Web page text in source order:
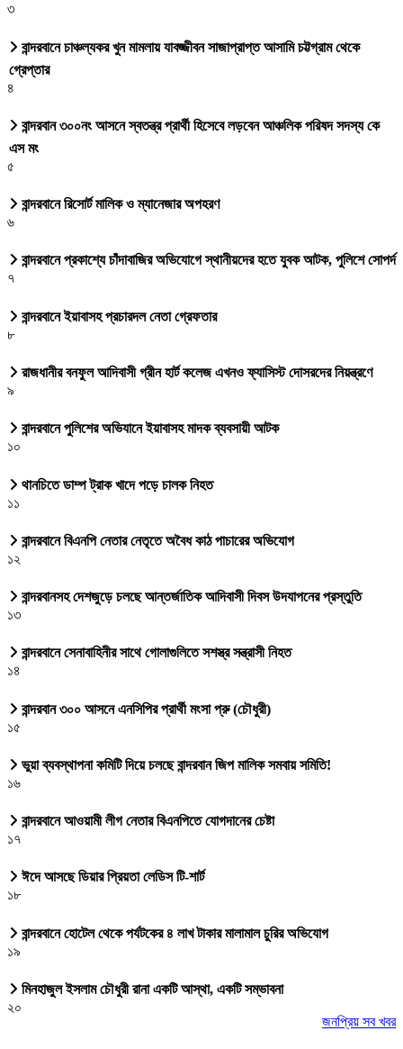
৩
বান্দরবানে চাঞ্চল্যকর খুন মামলায় যাবজ্জীবন সাজাপ্রাপ্ত আসামি চট্টগ্রাম থেকে
গ্রেপ্তার
৪
বান্দরবান ৩০০নং আসনে স্বতন্ত্র প্রার্থী হিসেবে লড়বেন আঞ্চলিক পরিষদ সদস্য কে
এস মং
৫
বান্দরবানে রিসোর্ট মালিক ও ম্যানেজার অপহরণ
৬
বান্দরবানে প্রকাশ্যে চাঁদাবাজির অভিযোগে স্থানীয়দের হতে যুবক আটক, পুলিশে সোপর্দ
৭
বান্দরবানে ইয়াবাসহ প্রচারদল নেতা গ্রেফতার
৮
রাজধানীর বনফুল আদিবাসী গ্রীন হার্ট কলেজ এখনও ফ্যাসিস্ট দোসরদের নিয়ন্ত্রণে
৯
বান্দরবানে পুলিশের অভিযানে ইয়াবাসহ মাদক ব্যবসায়ী আটক
১০
থানচিতে ডাম্প ট্রাক খাদে পড়ে চালক নিহত
১১
বান্দরবানে বিএনপি নেতার নেতৃতে অবৈধ কাঠ পাচারের অভিযোগ
১২
বান্দরবানসহ দেশজুড়ে চলছে আন্তর্জাতিক আদিবাসী দিবস উদযাপনের প্রস্তুতি
১৩
বান্দরবানে সেনাবাহিনীর সাথে গোলাগুলিতে সশস্ত্র সন্ত্রাসী নিহত
১৪
বান্দরবান ৩০০ আসনে এনসিপির প্রার্থী মংসা প্রু (চৌধুরী)
১৫
ভুয়া ব্যবস্থাপনা কমিটি দিয়ে চলছে বান্দরবান জিপ মালিক সমবায় সমিতি!
১৬
বান্দরবানে আওয়ামী লীগ নেতার বিএনপিতে যোগদানের চেষ্টা
১৭
ঈদে আসছে ডিয়ার প্রিয়তা লেডিস টি-শার্ট
১৮
বান্দরবানে হোটেল থেকে পর্যটকের ৪ লাখ টাকার মালামাল চুরির অভিযোগ
১৯
মিনহাজুল ইসলাম চৌধুরী রানা একটি আস্থা, একটি সম্ভাবনা
২০
জনপ্রিয় সব খবর